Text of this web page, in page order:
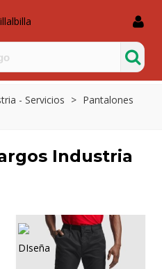
- Servicios > Pantalones
Industria